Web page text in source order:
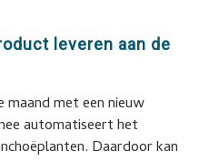
leveren aan de
met een nieuw
automatiseert het
Daardoor kan